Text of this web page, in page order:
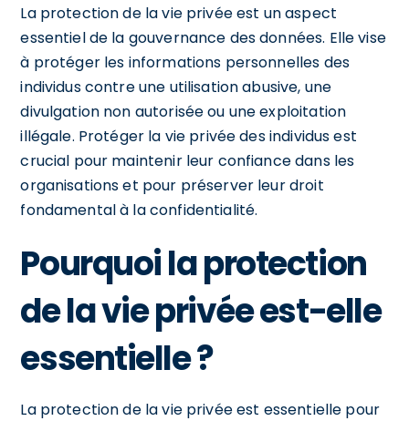
La protection de la vie privée est un aspect
essentiel de la gouvernance des données. Elle vise
à protéger les informations personnelles des
individus contre une utilisation abusive, une
divulgation non autorisée ou une exploitation
illégale. Protéger la vie privée des individus est
crucial pour maintenir leur confiance dans les
organisations et pour préserver leur droit
fondamental à la confidentialité.
Pourquoi la protection
de la vie privée est-elle
essentielle ?
La protection de la vie privée est essentielle pour